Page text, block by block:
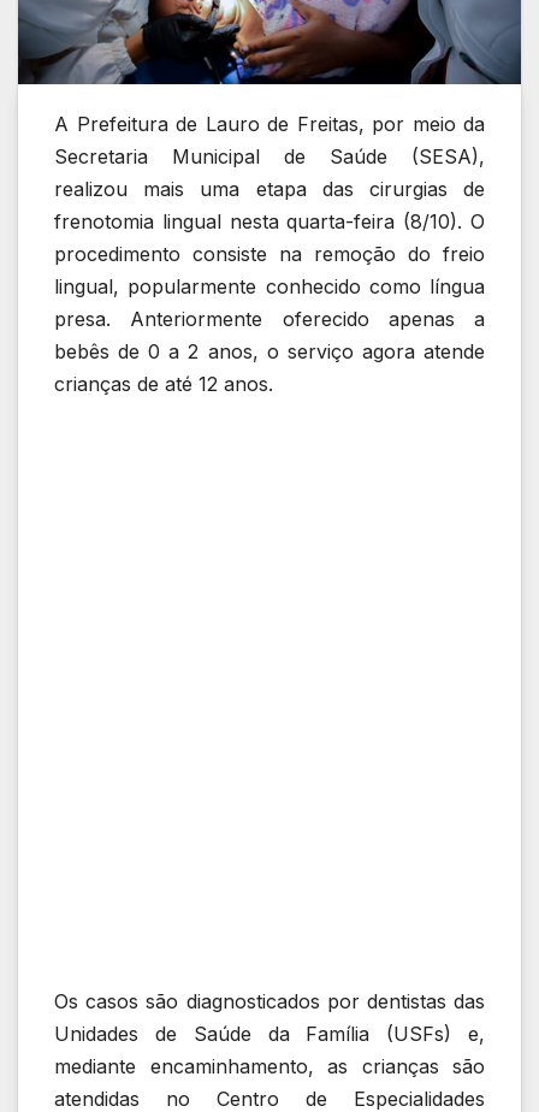
A Prefeitura de Lauro de Freitas, por meio da
Secretaria Municipal de Saúde (SESA),
realizou mais uma etapa das cirurgias de
frenotomia lingual nesta quarta-feira (8/10). O
procedimento consiste na remoção do freio
lingual, popularmente conhecido como língua
presa. Anteriormente oferecido apenas a
bebês de 0 a 2 anos, o serviço agora atende
crianças de até 12 anos.
Os casos são diagnosticados por dentistas das
Unidades de Saúde da Família (USFs) e,
mediante encaminhamento, as crianças são
atendidas no Centro de Especialidades